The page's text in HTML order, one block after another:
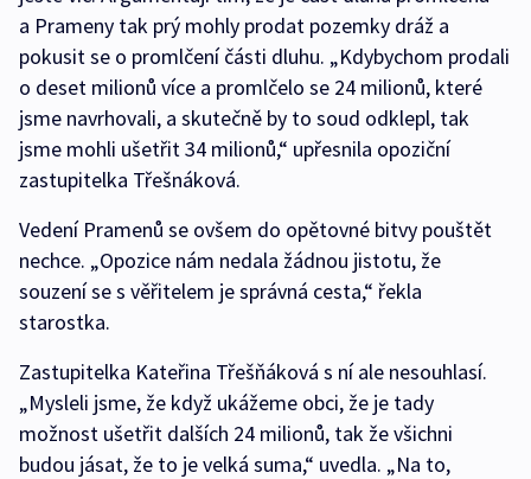
a Prameny tak prý mohly prodat pozemky dráž a
pokusit se o promlčení části dluhu. „Kdybychom prodali
o deset milionů více a promlčelo se 24 milionů, které
jsme navrhovali, a skutečně by to soud odklepl, tak
jsme mohli ušetřit 34 milionů,“ upřesnila opoziční
zastupitelka Třešnáková.
Vedení Pramenů se ovšem do opětovné bitvy pouštět
nechce. „Opozice nám nedala žádnou jistotu, že
souzení se s věřitelem je správná cesta,“ řekla
starostka.
Zastupitelka Kateřina Třešňáková s ní ale nesouhlasí.
„Mysleli jsme, že když ukážeme obci, že je tady
možnost ušetřit dalších 24 milionů, tak že všichni
budou jásat, že to je velká suma,“ uvedla. „Na to,